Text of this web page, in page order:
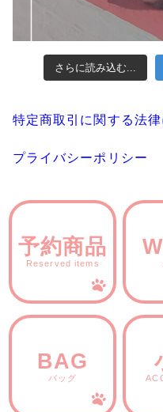
さらに読み込む...
特定商取引に関する法
プライバシーポリシー
予約商品
Reserved items
BAG
バッグ